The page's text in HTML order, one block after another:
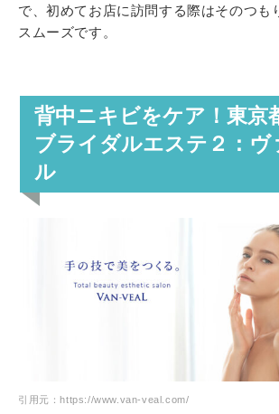
で、初めてお店に訪問する際はそのつも
スムーズです。
背中ニキビをケア！東京
ブライダルエステ２：ヴ
ル
引用元：https://www.van-veal.com/